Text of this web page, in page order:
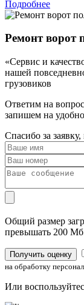
Подробнее
Ремонт ворот
«Сервис и
нашей
грузовиков
Ответим на
запишем на
Спасибо за
Общий размер
превышать 200
Получить оценку
на обработку
Или